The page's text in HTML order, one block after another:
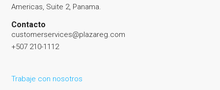
Americas, Suite 2, Panama.
Contacto
customerservices@plazareg.com
+507 210-1112
Trabaje con nosotros